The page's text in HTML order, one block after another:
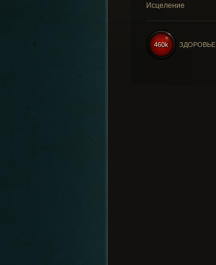
Исцеление
460k ЗДОРОВЬЕ